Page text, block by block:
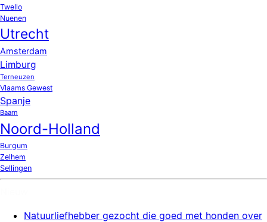
Twello
Nuenen
Utrecht
Amsterdam
Limburg
Terneuzen
Vlaams Gewest
Spanje
Baarn
Noord-Holland
Burgum
Zelhem
Sellingen
Natuurliefhebber gezocht die goed met honden over